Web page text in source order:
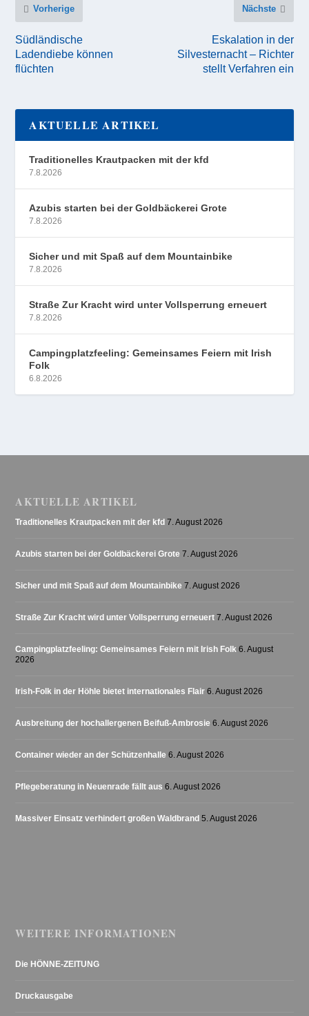
Vorherige
Südländische
Ladendiebe können
flüchten
Nächste
Eskalation in der
Silvesternacht – Richter
stellt Verfahren ein
AKTUELLE ARTIKEL
Traditionelles Krautpacken mit der kfd
7.8.2026
Azubis starten bei der Goldbäckerei Grote
7.8.2026
Sicher und mit Spaß auf dem Mountainbike
7.8.2026
Straße Zur Kracht wird unter Vollsperrung erneuert
7.8.2026
Campingplatzfeeling: Gemeinsames Feiern mit Irish
Folk
6.8.2026
AKTUELLE ARTIKEL
Traditionelles Krautpacken mit der kfd 7. August 2026
Azubis starten bei der Goldbäckerei Grote 7. August 2026
Sicher und mit Spaß auf dem Mountainbike 7. August 2026
Straße Zur Kracht wird unter Vollsperrung erneuert 7. August 2026
Campingplatzfeeling: Gemeinsames Feiern mit Irish Folk 6. August
2026
Irish-Folk in der Höhle bietet internationales Flair 6. August 2026
Ausbreitung der hochallergenen Beifuß-Ambrosie 6. August 2026
Container wieder an der Schützenhalle 6. August 2026
Pflegeberatung in Neuenrade fällt aus 6. August 2026
Massiver Einsatz verhindert großen Waldbrand 5. August 2026
WEITERE INFORMATIONEN
Die HÖNNE-ZEITUNG
Druckausgabe